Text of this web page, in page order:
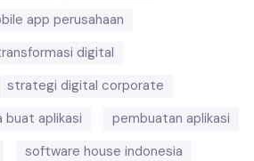
app perusahaan
digital
strategi digital corporate
buat aplikasi
pembuatan aplikasi
software house indonesia